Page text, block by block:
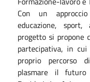
Con un
educazione,
progetto si propone
partecipativa, in
proprio percorso
plasmare il futuro